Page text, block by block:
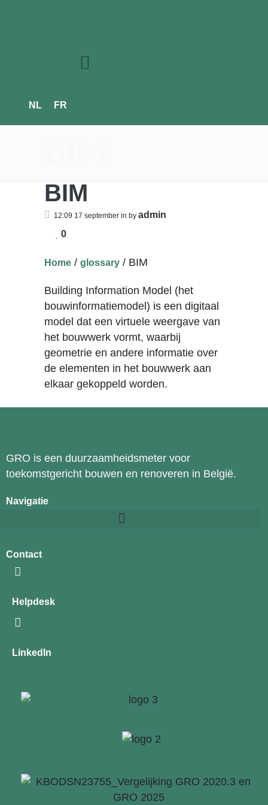
NL FR
BIM
12:09 17 september in by admin
0
Home / glossary / BIM
Building Information Model (het
bouwinformatiemodel) is een digitaal
model dat een virtuele weergave van
het bouwwerk vormt, waarbij
geometrie en andere informatie over
de elementen in het bouwwerk aan
elkaar gekoppeld worden.
GRO is een duurzaamheidsmeter voor
toekomstgericht bouwen en renoveren in België.
Navigatie
Contact
Helpdesk
LinkedIn